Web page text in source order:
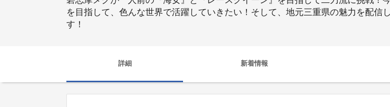
を目指して、色んな世界で活躍していきたい！そして、地元三重県の魅力を配信
す！
詳細 新着情報